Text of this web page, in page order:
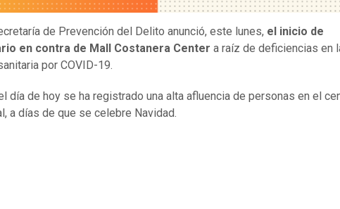
de Prevención del Delito anunció, este lunes, el inicio de
en contra de Mall Costanera Center a raíz de deficiencias en
por COVID-19.
día de hoy se ha registrado una alta afluencia de personas en el
a días de que se celebre Navidad.